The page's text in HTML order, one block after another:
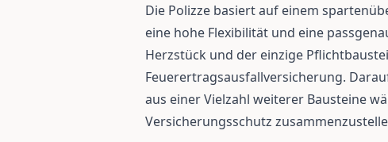
Die Polizze basiert auf einem
eine hohe Flexibilität und eine
Herzstück und der einzige
Feuerertragsausfallversicherung.
aus einer Vielzahl weiterer Bausteine
Versicherungsschutz